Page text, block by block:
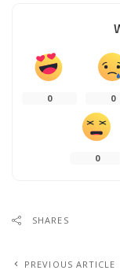
0 0
0
SHARES
PREVIOUS ARTICLE